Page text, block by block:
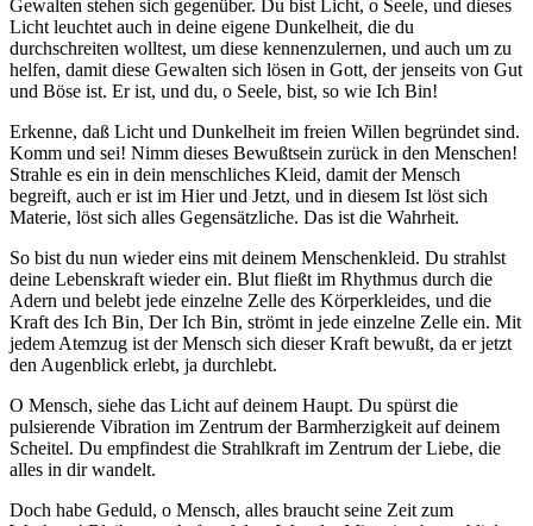
Gewalten stehen sich gegenüber. Du bist Licht, o Seele, und dieses
Licht leuchtet auch in deine eigene Dunkelheit, die du
durchschreiten wolltest, um diese kennenzulernen, und auch um zu
helfen, damit diese Gewalten sich lösen in Gott, der jenseits von Gut
und Böse ist. Er ist, und du, o Seele, bist, so wie Ich Bin!
Erkenne, daß Licht und Dunkelheit im freien Willen begründet sind.
Komm und sei! Nimm dieses Bewußtsein zurück in den Menschen!
Strahle es ein in dein menschliches Kleid, damit der Mensch
begreift, auch er ist im Hier und Jetzt, und in diesem Ist löst sich
Materie, löst sich alles Gegensätzliche. Das ist die Wahrheit.
So bist du nun wieder eins mit deinem Menschenkleid. Du strahlst
deine Lebenskraft wieder ein. Blut fließt im Rhythmus durch die
Adern und belebt jede einzelne Zelle des Körperkleides, und die
Kraft des Ich Bin, Der Ich Bin, strömt in jede einzelne Zelle ein. Mit
jedem Atemzug ist der Mensch sich dieser Kraft bewußt, da er jetzt
den Augenblick erlebt, ja durchlebt.
O Mensch, siehe das Licht auf deinem Haupt. Du spürst die
pulsierende Vibration im Zentrum der Barmherzigkeit auf deinem
Scheitel. Du empfindest die Strahlkraft im Zentrum der Liebe, die
alles in dir wandelt.
Doch habe Geduld, o Mensch, alles braucht seine Zeit zum